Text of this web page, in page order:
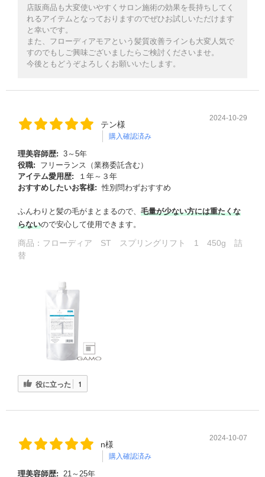
店販商品も大変使いやすくサロン施術の効果を長持ちしてく
れるアイテムとなっておりますのでぜひお試しいただけます
と幸いです。
また、フローディアモアという髪質改善ラインも大変人気で
すのでもしご興味ございましたらご検討くださいませ。
今後ともどうぞよろしくお願いいたします。
テン様
購入確認済み
2024-10-29
理美容師歴: 3～5年
役職:
フリーランス（業務委託含む）
アイテム愛用歴:
１年～３年
おすすめしたいお客様: 性別問わずおすすめ
ふんわりと髪の毛がまとまるので、 毛量が少ない方には重たくな
らないので安心して使用できます。
商品： フローディア ST スプリングリフト 1 450g 詰
替
役に立った 1
n様
購入確認済み
2024-10-07
理美容師歴:
21～25年